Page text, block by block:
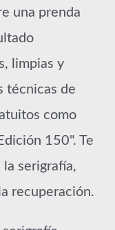
una prenda
limpias y
técnicas de
como
150". Te
serigrafía,
recuperación.